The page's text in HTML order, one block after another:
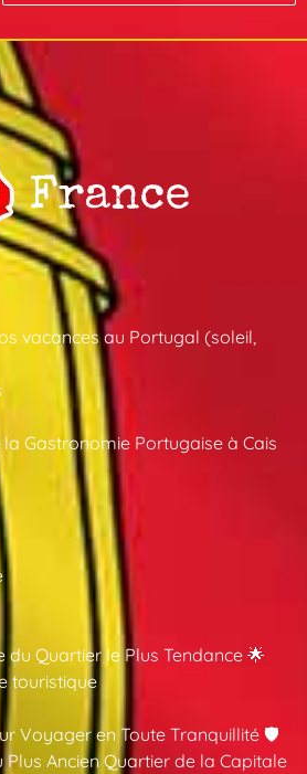
vacances au Portugal (soleil,
Gastronomie Portugaise à Cais
du Quartier le Plus Tendance 🌟
touristique
Voyager en Toute Tranquillité 🛡️
Ancien Quartier de la Capitale